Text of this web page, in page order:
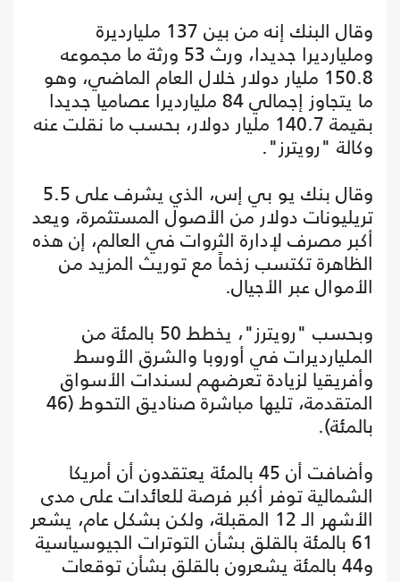
وقال البنك إنه من بين 137 مليارديرة
ومليارديرا جديدا، ورث 53 ورثة ما مجموعه
150.8 مليار دولار خلال العام الماضي، وهو
ما يتجاوز إجمالي 84 مليارديرا عصاميا جديدا
بقيمة 140.7 مليار دولار، بحسب ما نقلت عنه
وكالة "رويترز".
وقال بنك يو بي إس، الذي يشرف على 5.5
تريليونات دولار من الأصول المستثمرة، ويعد
أكبر مصرف لإدارة الثروات في العالم، إن هذه
الظاهرة تكتسب زخماً مع توريث المزيد من
الأموال عبر الأجيال.
وبحسب "رويترز"، يخطط 50 بالمئة من
المليارديرات في أوروبا والشرق الأوسط
وأفريقيا لزيادة تعرضهم لسندات الأسواق
المتقدمة، تليها مباشرة صناديق التحوط (46
بالمئة).
وأضافت أن 45 بالمئة يعتقدون أن أمريكا
الشمالية توفر أكبر فرصة للعائدات على مدى
الأشهر الـ 12 المقبلة، ولكن بشكل عام، يشعر
61 بالمئة بالقلق بشأن التوترات الجيوسياسية
و44 بالمئة يشعرون بالقلق بشأن توقعات